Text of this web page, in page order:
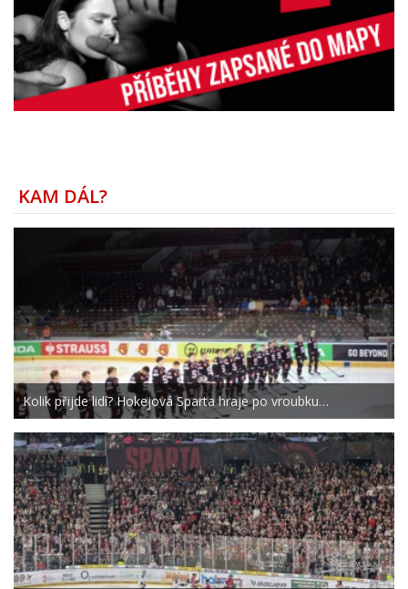
KAM DÁL?
Kolik přijde lidí? Hokejová Sparta hraje po vroubku…